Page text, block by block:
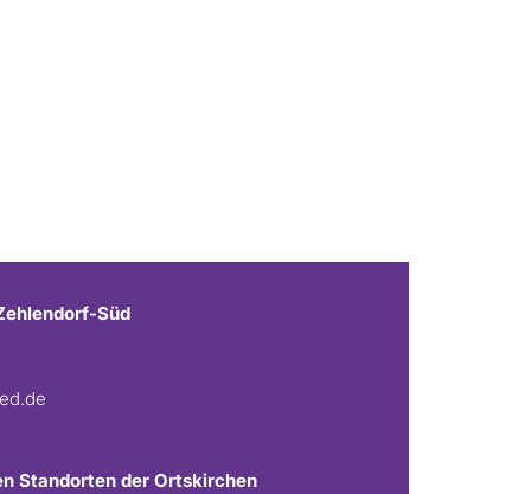
Süd
Standorten der Ortskirchen